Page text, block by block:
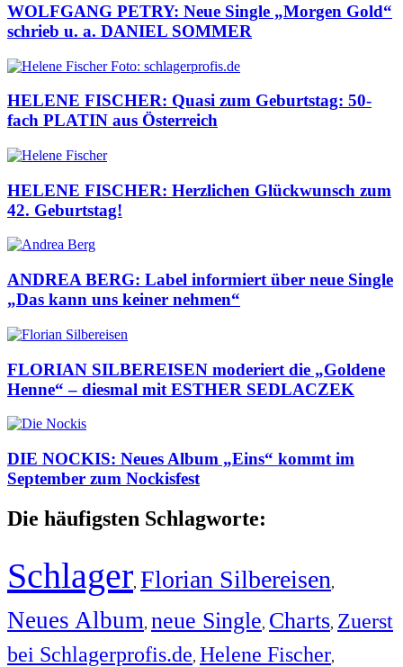
WOLFGANG PETRY: Neue Single „Morgen Gold“
schrieb u. a. DANIEL SOMMER
HELENE FISCHER: Quasi zum Geburtstag: 50-
fach PLATIN aus Österreich
HELENE FISCHER: Herzlichen Glückwunsch zum
42. Geburtstag!
ANDREA BERG: Label informiert über neue Single
„Das kann uns keiner nehmen“
FLORIAN SILBEREISEN moderiert die „Goldene
Henne“ – diesmal mit ESTHER SEDLACZEK
DIE NOCKIS: Neues Album „Eins“ kommt im
September zum Nockisfest
Die häufigsten Schlagworte:
Schlager, Florian Silbereisen,
Neues Album, neue Single, Charts, Zuerst
bei Schlagerprofis.de, Helene Fischer,